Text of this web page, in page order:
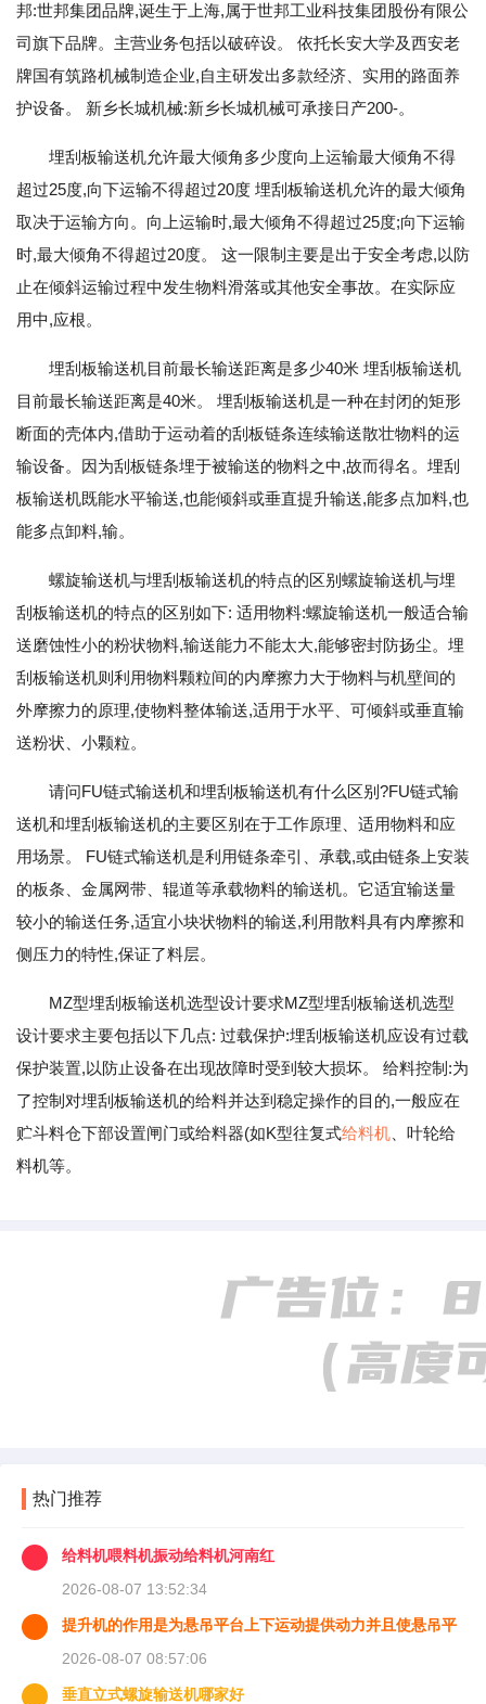
邦:世邦集团品牌,诞生于上海,属于世邦工业科技集团股份有限公
司旗下品牌。主营业务包括以破碎设。 依托长安大学及西安老
牌国有筑路机械制造企业,自主研发出多款经济、实用的路面养
护设备。 新乡长城机械:新乡长城机械可承接日产200-。
埋刮板输送机允许最大倾角多少度向上运输最大倾角不得
超过25度,向下运输不得超过20度 埋刮板输送机允许的最大倾角
取决于运输方向。向上运输时,最大倾角不得超过25度;向下运输
时,最大倾角不得超过20度。 这一限制主要是出于安全考虑,以防
止在倾斜运输过程中发生物料滑落或其他安全事故。在实际应
用中,应根。
埋刮板输送机目前最长输送距离是多少40米 埋刮板输送机
目前最长输送距离是40米。 埋刮板输送机是一种在封闭的矩形
断面的壳体内,借助于运动着的刮板链条连续输送散壮物料的运
输设备。因为刮板链条埋于被输送的物料之中,故而得名。埋刮
板输送机既能水平输送,也能倾斜或垂直提升输送,能多点加料,也
能多点卸料,输。
螺旋输送机与埋刮板输送机的特点的区别螺旋输送机与埋
刮板输送机的特点的区别如下: 适用物料:螺旋输送机一般适合输
送磨蚀性小的粉状物料,输送能力不能太大,能够密封防扬尘。埋
刮板输送机则利用物料颗粒间的内摩擦力大于物料与机壁间的
外摩擦力的原理,使物料整体输送,适用于水平、可倾斜或垂直输
送粉状、小颗粒。
请问FU链式输送机和埋刮板输送机有什么区别?FU链式输
送机和埋刮板输送机的主要区别在于工作原理、适用物料和应
用场景。 FU链式输送机是利用链条牵引、承载,或由链条上安装
的板条、金属网带、辊道等承载物料的输送机。它适宜输送量
较小的输送任务,适宜小块状物料的输送,利用散料具有内摩擦和
侧压力的特性,保证了料层。
MZ型埋刮板输送机选型设计要求MZ型埋刮板输送机选型
设计要求主要包括以下几点: 过载保护:埋刮板输送机应设有过载
保护装置,以防止设备在出现故障时受到较大损坏。 给料控制:为
了控制对埋刮板输送机的给料并达到稳定操作的目的,一般应在
贮斗料仓下部设置闸门或给料器(如K型往复式给料机 、叶轮给
料机等。
热门推荐
给料机喂料机振动给料机河南红
2026-08-07 13:52:34
提升机的作用是为悬吊平台上下运动提供动力并且使悬吊平
2026-08-07 08:57:06
垂直立式螺旋输送机哪家好